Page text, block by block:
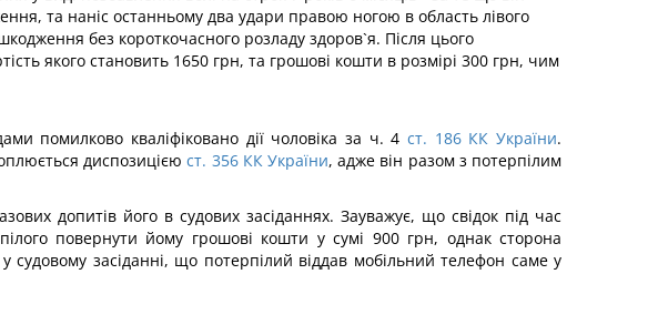
та наніс останньому два удари правою ногою в область лівого
без короткочасного розладу здоров`я. Після цього
якого становить 1650 грн, та грошові кошти в розмірі 300 грн, чим
помилково кваліфіковано дії чоловіка за ч. 4 ст. 186 КК України.
диспозицієюст. 356 КК України, адже він разом з потерпілим
допитів його в судових засіданнях. Зауважує, що свідок під час
повернути йому грошові кошти у сумі 900 грн, однак сторона
судовому засіданні, що потерпілий віддав мобільний телефон саме у